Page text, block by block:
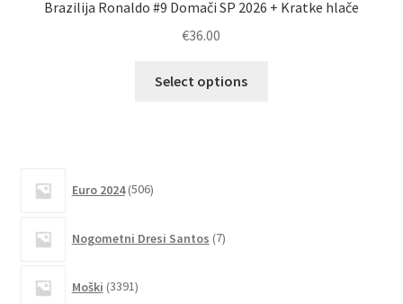
Brazilija Ronaldo #9 Domači SP 2026 + Kratke hlače
€36.00
Select options
Euro 2024 506izdelkov
Nogometni Dresi Santos 7izdelkov
Moški 3391izdelkov